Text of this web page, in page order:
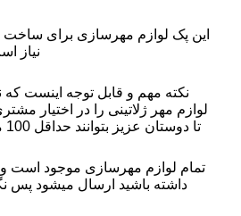
این پک لوازم مهرسازی برای ساخت
نیاز
نکته مهم و قابل توجه اینست که
لوازم مهر ژلاتینی را در اختیار
تا دوستان عزیز بتوانند حداقل 100 مهر ژلاتینی تولید نمایند
تمام لوازم مهرسازی موجود است و
داشته باشید ارسال میشود پس